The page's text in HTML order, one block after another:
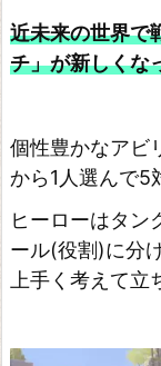
A
p
L
e
g
e
n
s
近未来の世界で
チ」が新しくな
個性豊かなアビ
から1人選んで5
ヒーローはタン
ール(役割)に分
上手く考えて立